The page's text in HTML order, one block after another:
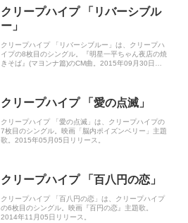
クリープハイプ 「リバーシブル
ー」
クリープハイプ 「リバーシブルー」は、クリープハ
イプの8枚目のシングル。『明星一平ちゃん夜店の焼
きそば』(マヨンナ篇)のCM曲。2015年09月30日リ
クリープハイプ 「愛の点滅」
クリープハイプ 「愛の点滅」は、クリープハイプの
7枚目のシングル。映画「脳内ポイズンベリー」主題
歌。2015年05月05日リリース。
クリープハイプ 「百八円の恋」
クリープハイプ 「百八円の恋」は、クリープハイプ
の6枚目のシングル。映画『百円の恋』主題歌。
2014年11月05日リリース。